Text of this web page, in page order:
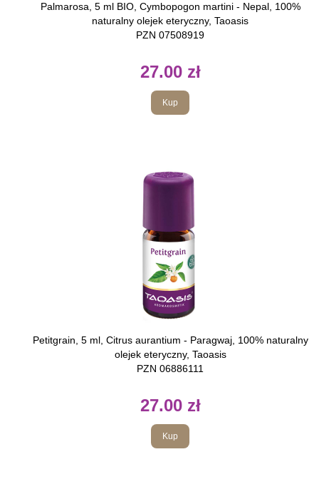
Palmarosa, 5 ml BIO, Cymbopogon martini - Nepal, 100%
naturalny olejek eteryczny, Taoasis
PZN 07508919
27.00 zł
Kup
Petitgrain, 5 ml, Citrus aurantium - Paragwaj, 100% naturalny
olejek eteryczny, Taoasis
PZN 06886111
27.00 zł
Kup